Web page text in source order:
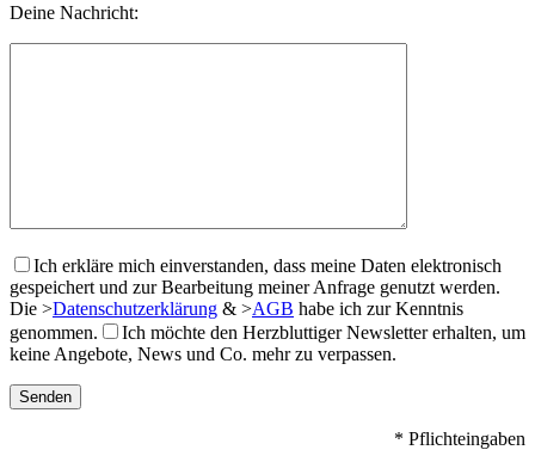
Deine Nachricht:
Ich erkläre mich einverstanden, dass meine Daten elektronisch
gespeichert und zur Bearbeitung meiner Anfrage genutzt werden.
Die >Datenschutzerklärung & >AGB habe ich zur Kenntnis
genommen.
Ich möchte den Herzbluttiger Newsletter erhalten, um
keine Angebote, News und Co. mehr zu verpassen.
* Pflichteingaben